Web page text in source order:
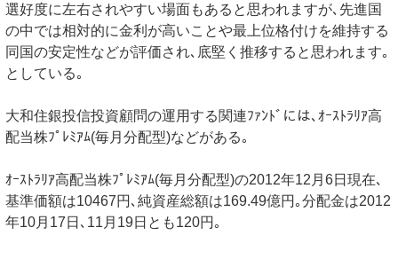
選好度に左右されやすい場面もあると思われますが､先進国
の中では相対的に金利が高いことや最上位格付けを維持する
同国の安定性などが評価され､底堅く推移すると思われます｡
としている｡
大和住銀投信投資顧問の運用する関連ﾌｧﾝﾄﾞには､ｵｰｽﾄﾗﾘｱ高
配当株ﾌﾟﾚﾐｱﾑ(毎月分配型)などがある｡
ｵｰｽﾄﾗﾘｱ高配当株ﾌﾟﾚﾐｱﾑ(毎月分配型)の2012年12月6日現在､
基準価額は10467円､純資産総額は169.49億円｡分配金は2012
年10月17日､11月19日とも120円｡